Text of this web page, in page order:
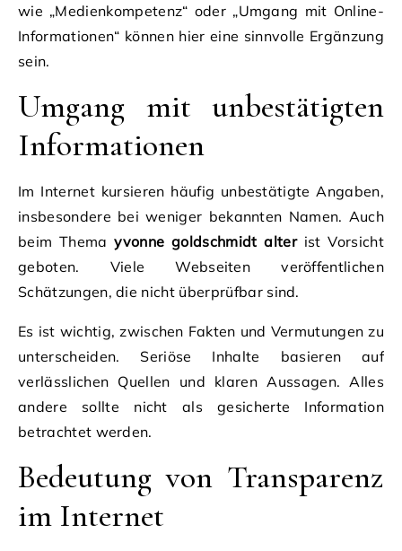
wie „Medienkompetenz“ oder „Umgang mit Online-
Informationen“ können hier eine sinnvolle Ergänzung
sein.
Umgang mit unbestätigten
Informationen
Im Internet kursieren häufig unbestätigte Angaben,
insbesondere bei weniger bekannten Namen. Auch
beim Themayvonne goldschmidt alterist Vorsicht
geboten. Viele Webseiten veröffentlichen
Schätzungen, die nicht überprüfbar sind.
Es ist wichtig, zwischen Fakten und Vermutungen zu
unterscheiden. Seriöse Inhalte basieren auf
verlässlichen Quellen und klaren Aussagen. Alles
andere sollte nicht als gesicherte Information
betrachtet werden.
Bedeutung von Transparenz
im Internet